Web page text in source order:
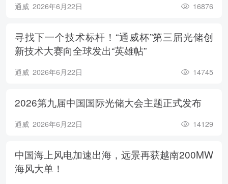
通威 2026年6月22日 16876
寻找下一个技术标杆！“通威杯”第三届光储创
新技术大赛向全球发出“英雄帖”
通威 2026年6月22日 14745
2026第九届中国国际光储大会主题正式发布
通威 2026年6月22日 14129
中国海上风电加速出海，远景再获越南200MW
海风大单！